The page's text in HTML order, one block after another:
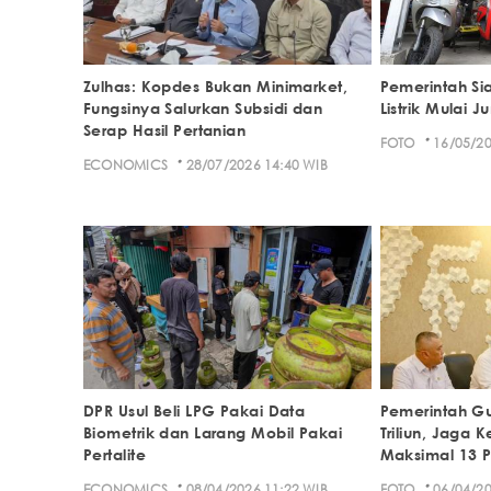
Zulhas: Kopdes Bukan Minimarket,
Fungsinya Salurkan Subsidi dan
Serap Hasil Pertanian
ECONOMICS · 28/07/2026 14:40 WIB
Pemerintah
Listrik Mulai
FOTO · 16/05/
DPR Usul Beli LPG Pakai Data
Biometrik dan Larang Mobil Pakai
Pertalite
·
Pemerintah
Triliun, Jaga
Maksimal 13
·